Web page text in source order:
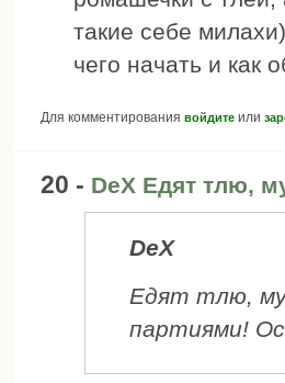
такие себе
чего начать и как
Для комментирования войдите или
20 - DeX Едят тлю,
DeX
Едят тлю,
партиями!